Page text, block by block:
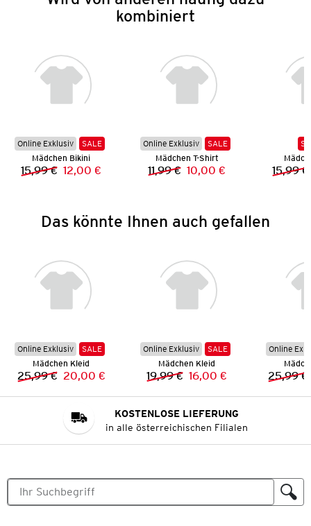
kombiniert
Online Exklusiv
SALE
Mädchen Bikini
Vorheriger Preis:
15,99 € Neuer Preis:
12,00 €
Online Exklusiv
SALE
Mädchen T-Shirt
Vorheriger Preis:
11,99 € Neuer Preis:
10,00 € 15,99 €
Das könnte Ihnen auch gefallen
Online Exklusiv
SALE
Mädchen Kleid
Vorheriger Preis:
25,99 € Neuer Preis:
20,00 €
Online Exklusiv
SALE
Mädchen Kleid
Vorheriger Preis:
19,99 € Neuer Preis:
16,00 €
Online
25,99 €
KOSTENLOSE LIEFERUNG
in alle österreichischen Filialen